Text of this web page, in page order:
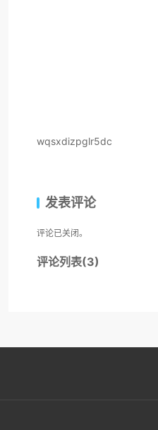
wqsxdizpglr5dc
发表评论
评论已关闭。
评论列表(3)